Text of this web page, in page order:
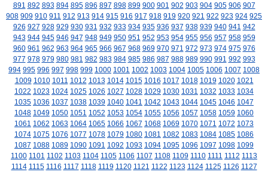
891 892 893 894 895 896 897 898 899 900 901 902 903 904 905 906 907
908 909 910 911 912 913 914 915 916 917 918 919 920 921 922 923 924 925
926 927 928 929 930 931 932 933 934 935 936 937 938 939 940 941 942
943 944 945 946 947 948 949 950 951 952 953 954 955 956 957 958 959
960 961 962 963 964 965 966 967 968 969 970 971 972 973 974 975 976
977 978 979 980 981 982 983 984 985 986 987 988 989 990 991 992 993
994 995 996 997 998 999 1000 1001 1002 1003 1004 1005 1006 1007 1008
1009 1010 1011 1012 1013 1014 1015 1016 1017 1018 1019 1020 1021
1022 1023 1024 1025 1026 1027 1028 1029 1030 1031 1032 1033 1034
1035 1036 1037 1038 1039 1040 1041 1042 1043 1044 1045 1046 1047
1048 1049 1050 1051 1052 1053 1054 1055 1056 1057 1058 1059 1060
1061 1062 1063 1064 1065 1066 1067 1068 1069 1070 1071 1072 1073
1074 1075 1076 1077 1078 1079 1080 1081 1082 1083 1084 1085 1086
1087 1088 1089 1090 1091 1092 1093 1094 1095 1096 1097 1098 1099
1100 1101 1102 1103 1104 1105 1106 1107 1108 1109 1110 1111 1112 1113
1114 1115 1116 1117 1118 1119 1120 1121 1122 1123 1124 1125 1126 1127